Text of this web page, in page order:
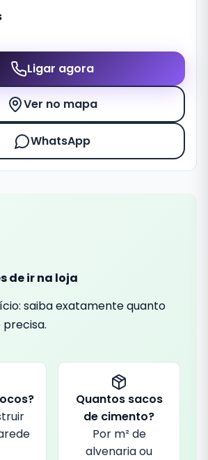
Ligar agora
Ver no mapa
WhatsApp
de ir na loja
saiba exatamente quanto
Quantos sacos
de cimento?
Por m² de
alvenaria ou